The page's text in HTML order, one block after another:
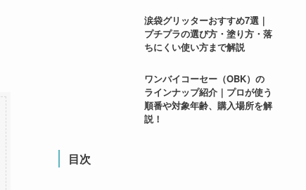
涙袋グリッターおすすめ7選｜
プチプラの選び方・塗り方・落
ちにくい使い方まで解説
ワンバイコーセー（OBK）の
ラインナップ紹介｜プロが使う
順番や対象年齢、購入場所を解
説！
目次